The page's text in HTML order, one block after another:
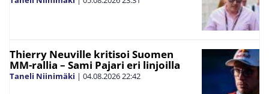
Thierry Neuville kritisoi Suomen
MM-rallia – Sami Pajari eri linjoilla
Taneli Niinimäki | 04.08.202622:42